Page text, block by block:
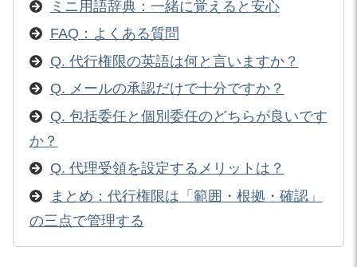
ミニ用語辞典：一緒に覚えると安心
FAQ：よくある質問
Q. 代行権限の英語は何と言いますか？
Q. メールの承認だけで十分ですか？
Q. 包括委任と個別委任のどちらが良いです
か？
Q. 代理受領を設定するメリットは？
まとめ：代行権限は「範囲・根拠・確認」
の三点で管理する